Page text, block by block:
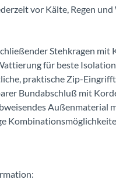
vor Kälte, Regen
Stehkragen mit
für beste Isolation
praktische Zip-
Bundabschluß mit
Außenmaterial